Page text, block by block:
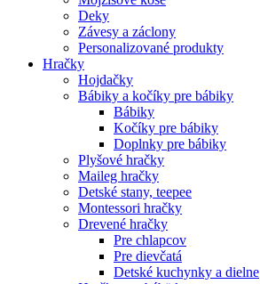
Deky
Závesy a záclony
Personalizované produkty
Hračky
Hojdačky
Bábiky a kočíky pre bábiky
Bábiky
Kočíky pre bábiky
Doplnky pre bábiky
Plyšové hračky
Maileg hračky
Detské stany, teepee
Montessori hračky
Drevené hračky
Pre chlapcov
Pre dievčatá
Detské kuchynky a dielne